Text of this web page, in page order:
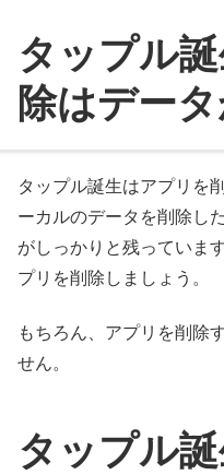
タップル
除はデー
タップル誕生はアプリを
ーカルのデータを削除し
がしっかりと残っていま
プリを削除しましょう。
もちろん、アプリを削除
せん。
タップル